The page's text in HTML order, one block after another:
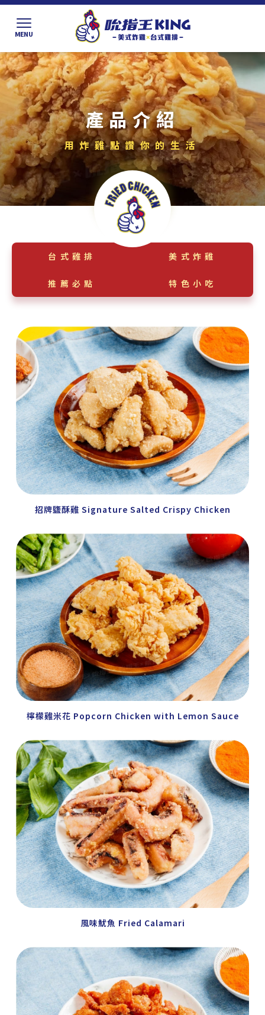
產品介紹
台式雞排 美式炸雞
推薦必點 特色小吃
招牌鹽酥雞 Signature Salted Crispy Chicken
檸檬雞米花 Popcorn Chicken with Lemon Sauce
風味魷魚 Fried Calamari